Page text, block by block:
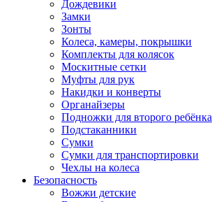
Дождевики
Замки
Зонты
Колеса, камеры, покрышки
Комплекты для колясок
Москитные сетки
Муфты для рук
Накидки и конверты
Органайзеры
Подножки для второго ребёнка
Подстаканники
Сумки
Сумки для транспортировки
Чехлы на колеса
Безопасность
Вожжи детские